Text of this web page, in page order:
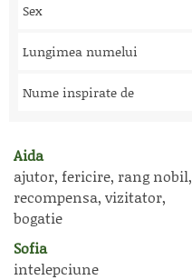
Sex
Lungimea numelui
Nume inspirate de
Aida
ajutor, fericire, rang nobil,
recompensa, vizitator,
bogatie
Sofia
intelepciune